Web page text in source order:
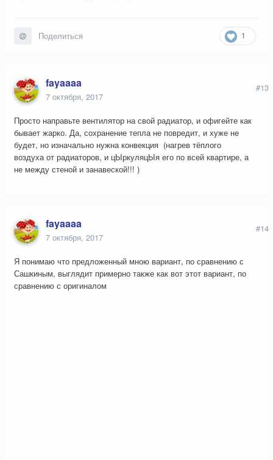
1
Поделиться
fayaaaa
7 октября, 2017
#13
Просто направьте вентилятор на свой радиатор, и офигейте как
бывает жарко. Да, сохранение тепла не повредит, и хуже не
будет, но изначально нужна конвекция (нагрев тёплого
воздуха от радиаторов, и цЫркуляцЫя его по всей квартире, а
не между стеной и занавеской!!! )
fayaaaa
7 октября, 2017
#14
Я понимаю что предложенный мною вариант, по сравнению с
Сашкиным, выглядит примерно также как вот этот вариант, по
сравнению с оригиналом